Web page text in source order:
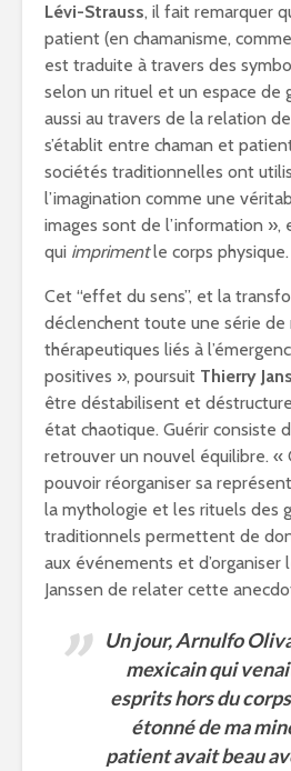
Lévi-Strauss, il fait remarquer
patient (en chamanisme,
est traduite à travers des
selon un rituel et un espace de
aussi au travers de la relation
s’établit entre chaman et
sociétés traditionnelles ont
l’imagination comme une
images sont de l’information »,
qui imprimentle corps
Cet “effet du sens”, et la
déclenchent toute une série de
thérapeutiques liés à
positives », poursuit Thierry
être déstabilisent et
état chaotique. Guérir consiste
retrouver un nouvel équilibre. «
pouvoir réorganiser sa
la mythologie et les rituels des
traditionnels permettent de
aux événements et d’organiser
Janssen de relater cette
Un jour, Arnulfo
mexicain qui
esprits hors du corps
étonné de ma
patient avait beau